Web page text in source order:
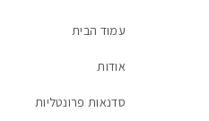
עמוד הבית
אודות
סדנאות פרונטליות